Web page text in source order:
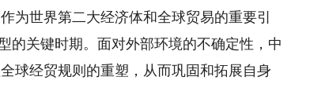
为世界第二大经济体和全球贸易的重要引
的关键时期。面对外部环境的不确定性，中
球经贸规则的重塑，从而巩固和拓展自身